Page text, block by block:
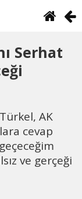
Serhat
AK
cevap
ve gerçeği